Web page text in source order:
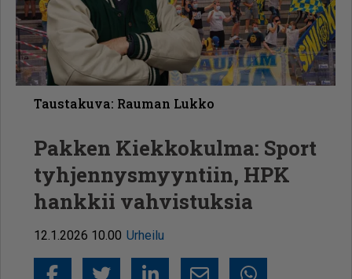
Taustakuva: Rauman Lukko
Pakken Kiekkokulma: Sport
tyhjennysmyyntiin, HPK
hankkii vahvistuksia
12.1.2026 10.00 Urheilu